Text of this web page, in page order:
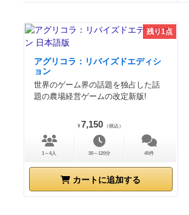
残り1点
アグリコラ：リバイズドエディシ
ョン
世界のゲーム界の話題を独占した話
題の農場経営ゲームの改定新版!
¥ 7,150 （税込）
1～4人 30～120分 45件
カートに追加する